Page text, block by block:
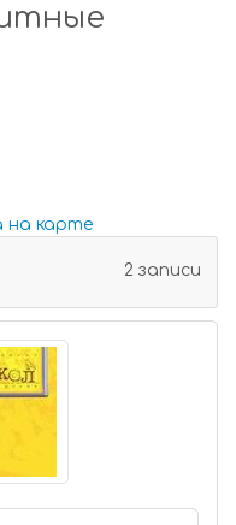
на карте
2 записи